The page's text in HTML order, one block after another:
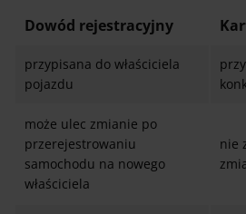
Dowód rejestracyjny
przypisana do właściciela
pojazdu
może ulec zmianie po
przerejestrowaniu
samochodu na nowego
właściciela
nie